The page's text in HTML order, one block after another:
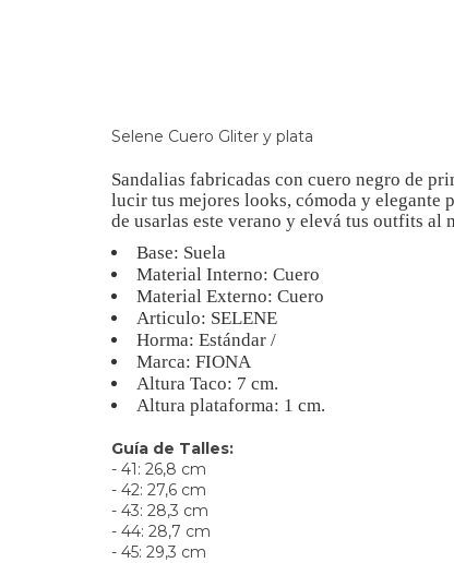
Selene Cuero Gliter y plata
Sandalias fabricadas con cuero negro de
lucir tus mejores looks, cómoda y elegante
de usarlas este verano y elevá tus outfits al
Base: Suela
Material Interno: Cuero
Material Externo: Cuero
Articulo: SELENE
Horma: Estándar /
Marca: FIONA
Altura Taco: 7 cm.
Altura plataforma: 1 cm.
Guía de Talles:
- 41: 26,8 cm
- 42: 27,6 cm
- 43: 28,3 cm
- 44: 28,7 cm
- 45: 29,3 cm